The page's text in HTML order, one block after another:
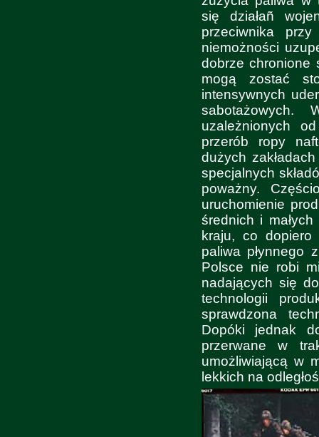
się działañ
przeciwnika
niemożności
dobrze chronione
mogą zostać
intensywnych
uzależnionych
przerób ropy
dużych
specjalnych
poważny.
uruchomienie
średnich i
kraju, co dopiero
paliwa płynnego
Polsce nie robi
nadających się
technologii
sprawdzona
Dopóki jednak
przerwane w
umożliwiającą w
lekkich na